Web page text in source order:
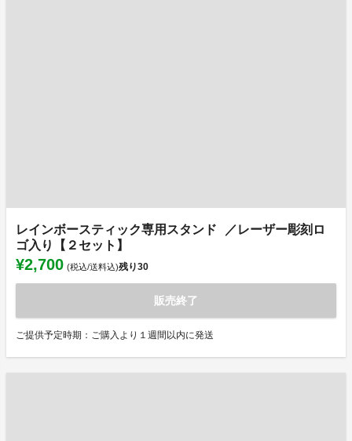
レインボースティック専用スタンド ／レーザー彫刻ロ
ゴ入り【２セット】
¥2,700 (税込/送料込)残り30
販売終了
ご提供予定時期：ご購入より１週間以内に発送